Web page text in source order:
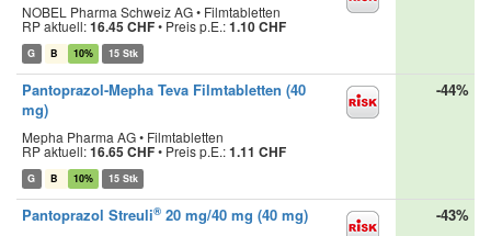
NOBEL Pharma Schweiz AG • Filmtabletten
RP aktuell:16.45 CHF• Preis p.E.:1.10 CHF
G B 10% 15 Stk
Pantoprazol-Mepha Teva Filmtabletten (40
mg)
Mepha Pharma AG • Filmtabletten
RP aktuell:16.65 CHF• Preis p.E.:1.11 CHF
G B 10% 15 Stk
-44%
Pantoprazol Streuli® 20 mg/40 mg (40 mg) -43%